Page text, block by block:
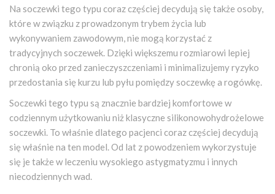
Na soczewki tego typu coraz częściej decydują się także osoby,
które w związku z prowadzonym trybem życia lub
wykonywaniem zawodowym, nie mogą korzystać z
tradycyjnych soczewek. Dzięki większemu rozmiarowi lepiej
chronią oko przed zanieczyszczeniami i minimalizujemy ryzyko
przedostania się kurzu lub pyłu pomiędzy soczewkę a rogówkę.
Soczewki tego typu są znacznie bardziej komfortowe w
codziennym użytkowaniu niż klasyczne silikonowohydrożelowe
soczewki. To właśnie dlatego pacjenci coraz częściej decydują
się właśnie na ten model. Od lat z powodzeniem wykorzystuje
się je także w leczeniu wysokiego astygmatyzmu i innych
niecodziennych wad.